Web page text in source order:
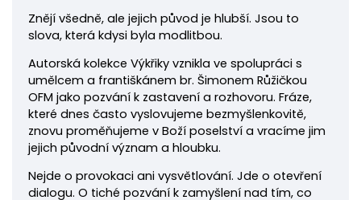
Znějí všedně, ale jejich původ je hlubší. Jsou to
slova, která kdysi byla modlitbou.
Autorská kolekce Výkřiky vznikla ve spolupráci s
umělcem a františkánem br. Šimonem Růžičkou
OFM jako pozvání k zastavení a rozhovoru. Fráze,
které dnes často vyslovujeme bezmyšlenkovitě,
znovu proměňujeme v Boží poselství a vracíme jim
jejich původní význam a hloubku.
Nejde o provokaci ani vysvětlování. Jde o otevření
dialogu. O tiché pozvání k zamyšlení nad tím, co